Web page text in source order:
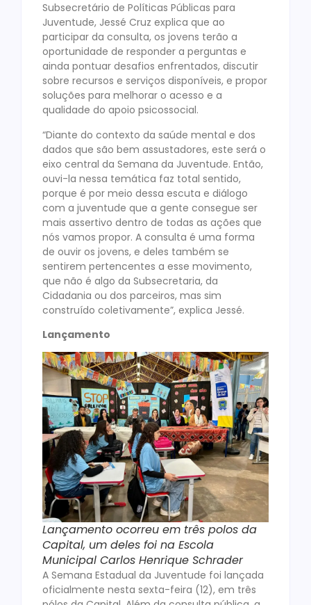
Subsecretário de Políticas Públicas para
Juventude, Jessé Cruz explica que ao
participar da consulta, os jovens terão a
oportunidade de responder a perguntas e
ainda pontuar desafios enfrentados, discutir
sobre recursos e serviços disponíveis, e propor
soluções para melhorar o acesso e a
qualidade do apoio psicossocial.
“Diante do contexto da saúde mental e dos
dados que são bem assustadores, este será o
eixo central da Semana da Juventude. Então,
ouvi-la nessa temática faz total sentido,
porque é por meio dessa escuta e diálogo
com a juventude que a gente consegue ser
mais assertivo dentro de todas as ações que
nós vamos propor. A consulta é uma forma
de ouvir os jovens, e deles também se
sentirem pertencentes a esse movimento,
que não é algo da Subsecretaria, da
Cidadania ou dos parceiros, mas sim
construído coletivamente”, explica Jessé.
Lançamento
Lançamento ocorreu em três polos da
Capital, um deles foi na Escola
Municipal Carlos Henrique Schrader
A Semana Estadual da Juventude foi lançada
oficialmente nesta sexta-feira (12), em três